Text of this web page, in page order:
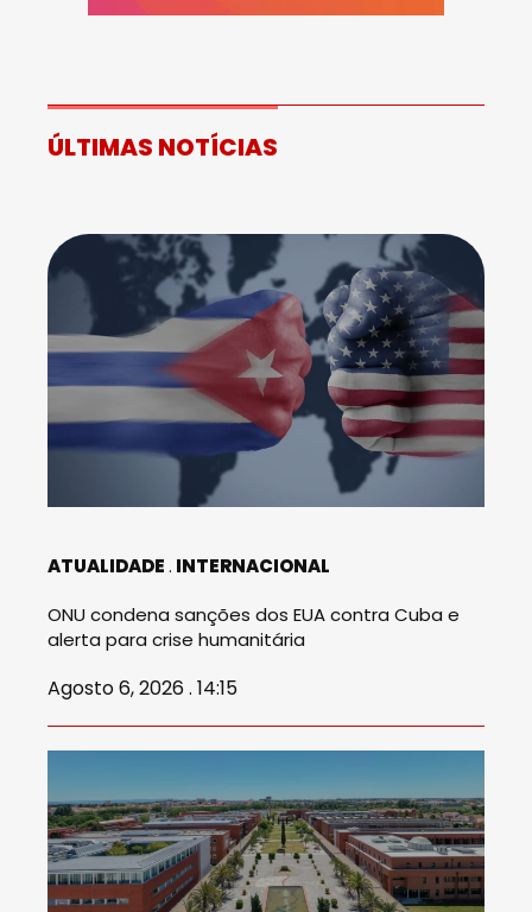
ÚLTIMAS NOTÍCIAS
ATUALIDADE INTERNACIONAL
ONU condena sanções dos EUA contra Cuba e
alerta para crise humanitária
Agosto 6, 2026 . 14:15